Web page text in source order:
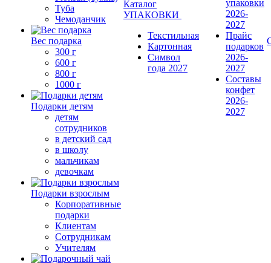
Туба
Чемоданчик
Вес подарка
300 г
600 г
800 г
1000 г
Подарки детям
детям
сотрудников
в детский сад
в школу
мальчикам
девочкам
Подарки взрослым
Корпоративные
подарки
Клиентам
Сотрудникам
Учителям
Каталог
УПАКОВКИ
Текстильная
Картонная
Символ
года 2027
упаковки
2026-
2027
Прайс
подарков
2026-
2027
Составы
конфет
2026-
2027